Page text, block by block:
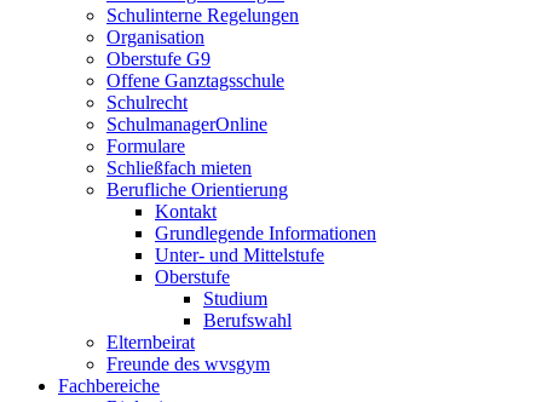
Schulinterne Regelungen
Organisation
Oberstufe G9
Offene Ganztagsschule
Schulrecht
SchulmanagerOnline
Formulare
Schließfach mieten
Berufliche Orientierung
Kontakt
Grundlegende Informationen
Unter- und Mittelstufe
Oberstufe
Studium
Berufswahl
Elternbeirat
Freunde des wvsgym
Fachbereiche